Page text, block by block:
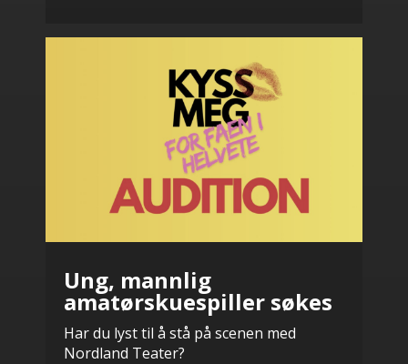
Ung, mannlig
amatørskuespiller søkes
Har du lyst til å stå på scenen med
Nordland Teater?